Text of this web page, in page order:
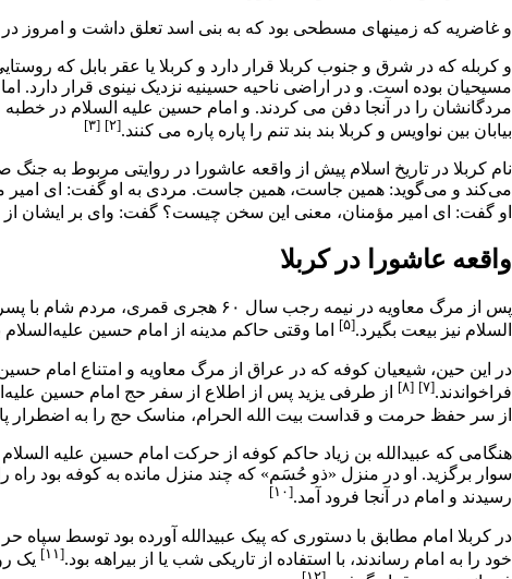
و غاضریه که زمینهای مسطحی بود که به بنی اسد تعلق داشت و امروز
و کربله که در شرق و جنوب کربلا قرار دارد و کربلا یا عقر بابل که
مسیحیان بوده است. و در اراضی ناحیه حسینیه نزدیک نینوی قرار
مردگانشان را در آنجا دفن می کردند. و امام حسین علیه السلام در
بیابان بین نواویس و کربلا بند بند تنم را پاره پاره مى کنند.[۲] [۳]
نام کربلا در تاریخ اسلام پیش از واقعه عاشورا در روایتی مربوط به
مى‏‌كند و مى‏‌گويد: همين جاست، همين جاست. مردى به او گفت: اى امير
او گفت: اى امير مؤمنان، معنى اين سخن چيست؟ گفت: واى بر ايشان
واقعه عاشورا در کربلا
پس از مرگ معاویه در نیمه رجب سال ۶۰ هجری قمری، مردم شام با
السلام نیز بیعت بگیرد.[۵] اما وقتی حاکم مدینه از امام حسین
در این حین، شیعیان کوفه که در عراق از مرگ معاویه و امتناع امام
فراخواندند.[۷] [۸] از طرفی یزید پس از اطلاع از سفر حج امام حسین
از سر حفظ حرمت و قداست بیت الله الحرام، مناسک حج را به اضطرار
هنگامی که عبیدالله بن زیاد حاکم کوفه از حرکت امام حسین علیه
سوار برگزید. او در منزل «ذو حُسَم» که چند منزل مانده به کوفه بود
رسیدند و امام در آنجا فرود آمد.[۱۰]
در کربلا امام مطابق با دستوری که پیک عبیدالله آورده بود توسط
خود را به امام رساندند، با استفاده از تاريكى شب يا از بيراهه بود.[۱۱]
یک